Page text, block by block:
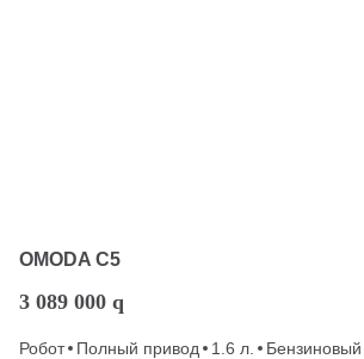
OMODA C5
3 089 000 q
Робот Полный привод 1.6 л. Бензиновый